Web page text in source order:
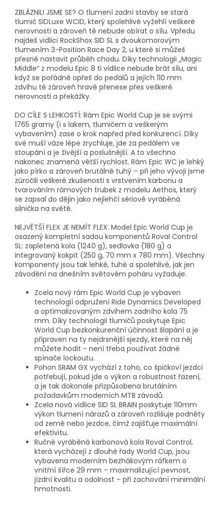
ZBLÁZNILI JSME SE? O tlumení zadní stavby se stará
tlumič SIDLuxe WCID, který spolehlivě vyžehlí veškeré
nerovnosti a zároveň tě nebude obírat o sílu. Vpředu
najdeš vidlici RockShox SID SL s dvoukomorovým
tlumením 3-Position Race Day 2, u které si můžeš
přesně nastavit průběh chodu. Díky technologii „Magic
Middle“ z modelu Epic 8 ti vidlice nebude brát sílu, ani
když se pořádně opřeš do pedálů a jejích 110 mm
zdvihu tě zároveň hravě přenese přes veškeré
nerovnosti a překážky.
DO CÍLE S LEHKOSTÍ: Rám Epic World Cup je se svými
1765 gramy (i s lakem, tlumičem a veškerým
vybavením) zase o krok napřed před konkurencí. Díky
své muší váze lépe zrychluje, jde za pedálem ve
stoupání a je živější a poslušnější. A to všechno
nakonec znamená větší rychlost. Rám Epic WC je lehký
jako pírko a zároveň brutálně tuhý – při jeho vývoji jsme
zúročili veškeré zkušenosti s vrstvením karbonu a
tvarováním rámových trubek z modelu Aethos, který
se zapsal do dějin jako nejlehčí sériově vyráběná
silnička na světě.
NEJVĚTŠÍ FLEX JE NEMÍT FLEX: Model Epic World Cup je
osazený kompletní sadou komponentů Roval Control
SL: zapletená kola (1240 g), sedlovka (180 g) a
integrovaný kokpit (250 g, 70 mm x 780 mm). Všechny
komponenty jsou tak lehké, tuhé a spolehlivé, jak jen
závodění na dnešním světovém poháru vyžaduje.
Zcela nový rám Epic World Cup je vybaven
technologií odpružení Ride Dynamics Developed
a optimalizovaným zdvihem zadního kola 75
mm. Díky technologii tlumičů poskytuje Epic
World Cup bezkonkurenční účinnost šlapání a je
připraven na ty nejdrsnější sjezdy, které na něj
můžete hodit - není třeba používat žádné
spínače lockoutu.
Pohon SRAM GX vychází z toho, co špičkoví jezdci
potřebují, pokud jde o výkon a robustnost řazení,
a je tak dokonale přizpůsobena brutálním
požadavkům moderních MTB závodů.
Zcela nová vidlice SID SL BRAIN poskytuje 110mm
výkon tlumení nárazů a zároveň rozlišuje podněty
od země nebo jezdce, čímž zajišťuje maximální
efektivitu.
Ručně vyráběná karbonová kola Roval Control,
která vycházejí z dlouhé řady World Cup, jsou
vybavena moderním bezhákovým ráfkem o
vnitřní šířce 29 mm – maximalizující pevnost,
jízdní kvalitu a odolnost – při zachování minimální
hmotnosti.